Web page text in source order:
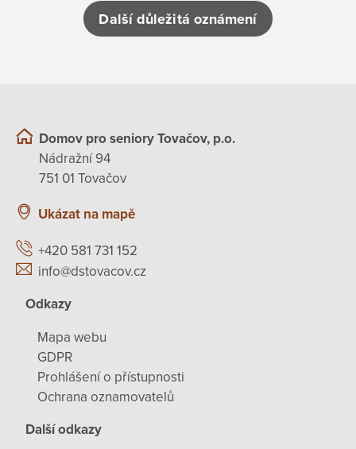
Další důležitá oznámení
Domov pro seniory Tovačov, p.o.
Nádražní 94
751 01 Tovačov
Ukázat na mapě
+420 581 731 152
info@dstovacov.cz
Odkazy
Mapa webu
GDPR
Prohlášení o přístupnosti
Ochrana oznamovatelů
Další odkazy